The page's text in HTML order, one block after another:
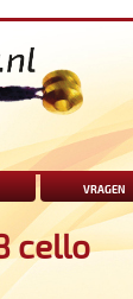
vragen
cello